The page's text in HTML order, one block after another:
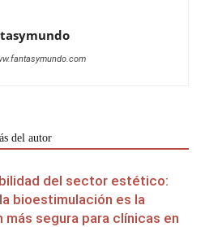
del autor
del sector estético:
bioestimulación es la
más segura para clínicas en